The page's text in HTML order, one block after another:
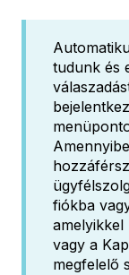
tudunk és
fiókba
amelyikkel
vagy a
megfelelő